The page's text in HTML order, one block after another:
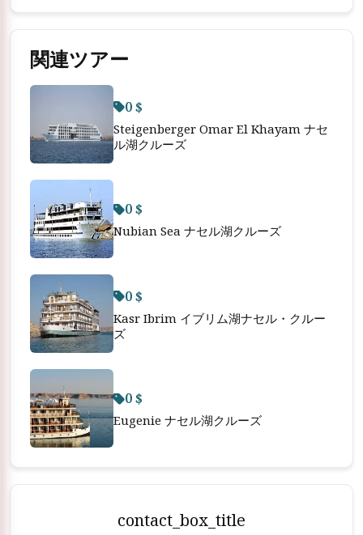
関連ツアー
0 $
Steigenberger Omar El Khayam ナセ
ル湖クルーズ
0 $
Nubian Sea ナセル湖クルーズ
0 $
Kasr Ibrim イブリム湖ナセル・クルー
ズ
0 $
Eugenie ナセル湖クルーズ
contact_box_title